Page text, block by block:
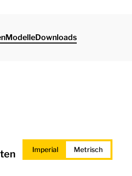
ModelleDownloads
Imperial Metrisch